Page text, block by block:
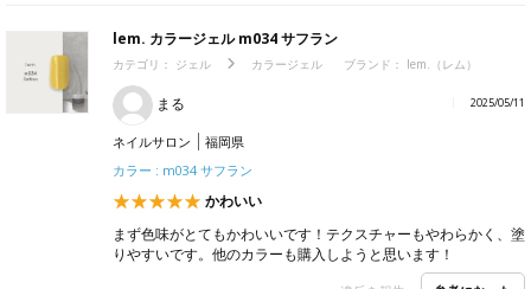
lem. カラージェル m034 サフラン
カテゴリ： ジェル カラージェル ブランド： lem.（レム）
まる 2025/05/11
ネイルサロン
福岡県
カラー : m034 サフラン
かわいい
まず色味がとてもかわいいです！テクスチャーもやわらかく、塗
りやすいです。他のカラーも購入しようと思います！